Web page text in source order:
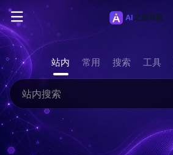
站内 常用 搜索 工具